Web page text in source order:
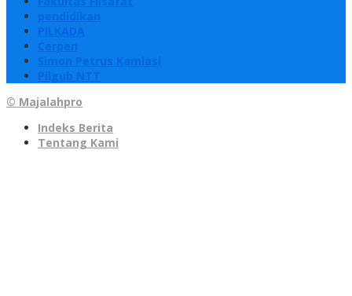
© Majalahpro
Indeks Berita
Tentang Kami